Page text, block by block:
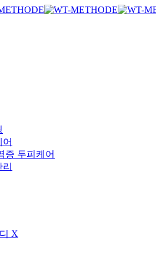
케어 브랜드 WT
케어 브랜드 WT
증 두피케어
X